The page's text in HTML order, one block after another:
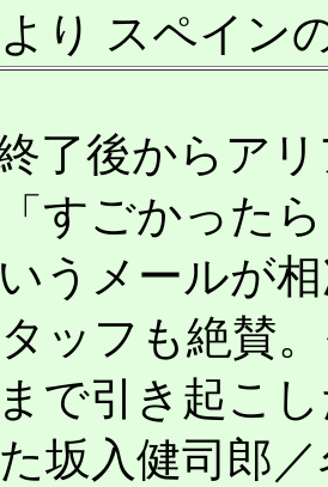
より スペイン
了後からア
すごかった
うメールが
ッフも絶賛
で引き起こ
坂入健司郎